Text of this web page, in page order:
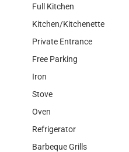
Full Kitchen
Kitchen/Kitchenette
Private Entrance
Free Parking
Iron
Stove
Oven
Refrigerator
Barbeque Grills